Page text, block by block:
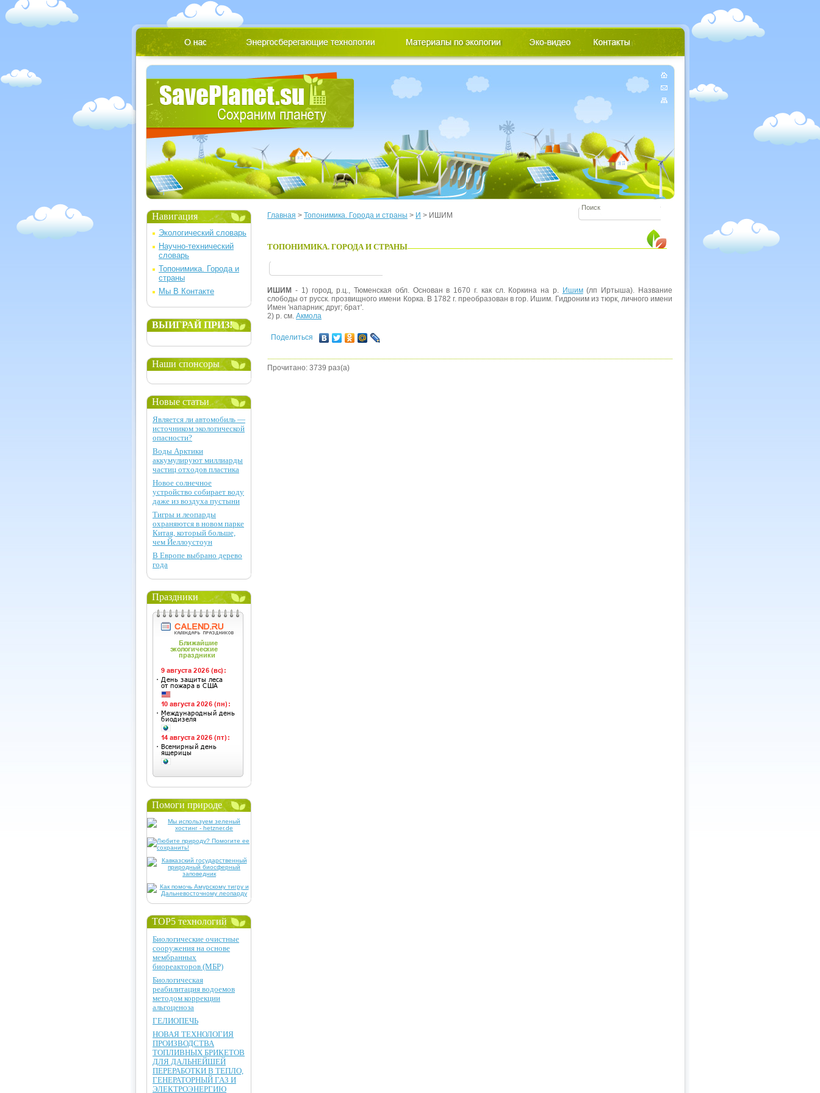
Главная > Топонимика. Города и страны > И > ИШИМ
ТОПОНИМИКА. ГОРОДА И СТРАНЫ
ИШИМ - 1) город, р.ц., Тюменская обл. Основан в 1670 г. как сл. Коркина на р. Ишим(лп Иртыша). Название
слободы от русск. прозвищного имени Корка. В 1782 г. преобразован в гор. Ишим. Гидроним из тюрк, личного имени
Имен 'напарник; друг; брат'.
2) р. см. Акмола
Поделиться
Прочитано: 3739 раз(а)
Навигация
Экологический словарь
Научно-технический
словарь
Топонимика. Города и
страны
Мы В Контакте
ВЫИГРАЙ ПРИЗ!
Наши спонсоры
Новые статьи
Является ли автомобиль —
источником экологической
опасности?
Воды Арктики
аккумулируют миллиарды
частиц отходов пластика
Новое солнечное
устройство собирает воду
даже из воздуха пустыни
Тигры и леопарды
охраняются в новом парке
Китая, который больше,
чем Йеллоустоун
В Европе выбрано дерево
года
Праздники
Помоги природе
TOP5 технологий
Биологические очистные
сооружения на основе
мембранных
биореакторов (МБР)
Биологическая
реабилитация водоемов
методом коррекции
альгоценоза
ГЕЛИОПЕЧЬ
НОВАЯ ТЕХНОЛОГИЯ
ПРОИЗВОДСТВА
ТОПЛИВНЫХ БРИКЕТОВ
ДЛЯ ДАЛЬНЕЙШЕЙ
ПЕРЕРАБОТКИ В ТЕПЛО,
ГЕНЕРАТОРНЫЙ ГАЗ И
ЭЛЕКТРОЭНЕРГИЮ